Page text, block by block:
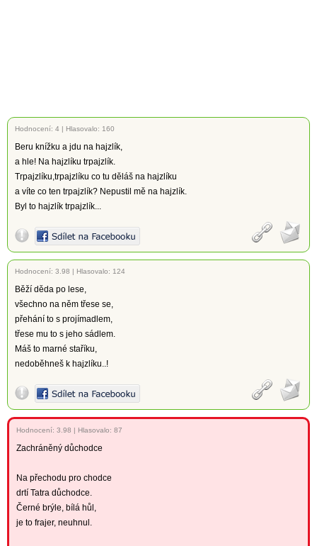
Hodnocení: 4 | Hlasovalo: 160
Beru knížku a jdu na hajzlík,
a hle! Na hajzlíku trpajzlík.
Trpajzlíku,trpajzlíku co tu děláš na hajzlíku
a víte co ten trpajzlík? Nepustil mě na hajzlík.
Byl to hajzlík trpajzlík...
Hodnocení: 3.98 | Hlasovalo: 124
Běží děda po lese,
všechno na něm třese se,
přehání to s projímadlem,
třese mu to s jeho sádlem.
Máš to marné staříku,
nedoběhneš k hajzlíku..!
Hodnocení: 3.98 | Hlasovalo: 87
Zachráněný důchodce
Na přechodu pro chodce
drtí Tatra důchodce.
Černé brýle, bílá hůl,
je to frajer, neuhnul.